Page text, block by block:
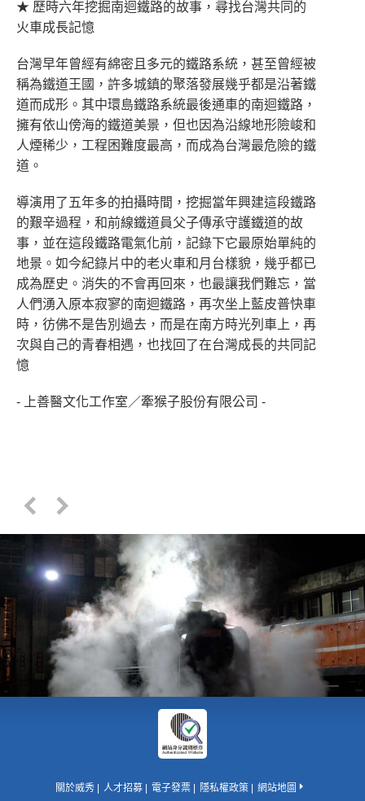
★ 歷時六年挖掘南迴鐵路的故事，尋找台灣共同的
火車成長記憶
台灣早年曾經有綿密且多元的鐵路系統，甚至曾經被
稱為鐵道王國，許多城鎮的聚落發展幾乎都是沿著鐵
道而成形。其中環島鐵路系統最後通車的南迴鐵路，
擁有依山傍海的鐵道美景，但也因為沿線地形險峻和
人煙稀少，工程困難度最高，而成為台灣最危險的鐵
道。
導演用了五年多的拍攝時間，挖掘當年興建這段鐵路
的艱辛過程，和前線鐵道員父子傳承守護鐵道的故
事，並在這段鐵路電氣化前，記錄下它最原始單純的
地景。如今紀錄片中的老火車和月台樣貌，幾乎都已
成為歷史。消失的不會再回來，也最讓我們難忘，當
人們湧入原本寂寥的南迴鐵路，再次坐上藍皮普快車
時，彷佛不是告別過去，而是在南方時光列車上，再
次與自己的青春相遇，也找回了在台灣成長的共同記
憶
- 上善醫文化工作室／牽猴子股份有限公司 -
關於威秀 人才招募 電子發票 隱私權政策 網站地圖